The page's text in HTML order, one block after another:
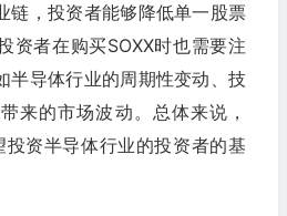
链，投资者能够降低单一股票
资者在购买SOXX时也需要注
半导体行业的周期性变动、技
来的市场波动。总体来说，
投资半导体行业的投资者的基